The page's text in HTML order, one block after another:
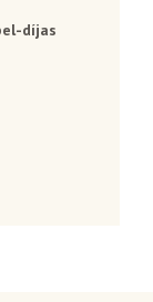
díjas